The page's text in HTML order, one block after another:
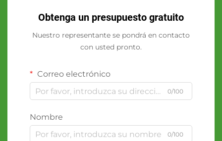
Obtenga un presupuesto gratuito
Nuestro representante se pondrá en contacto
con usted pronto.
Correo electrónico
0/100
Nombre
0/100